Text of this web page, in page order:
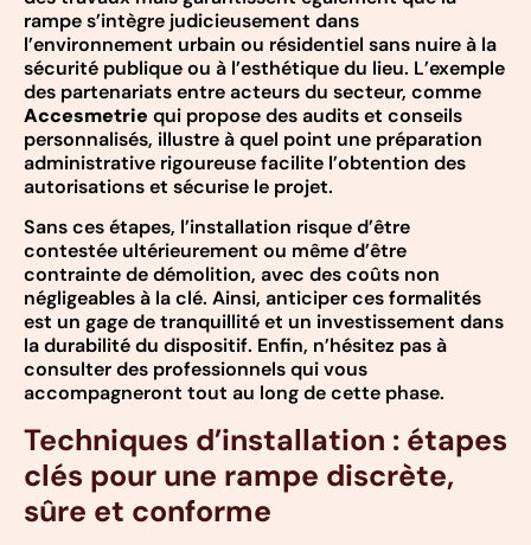
rampe s’intègre judicieusement dans
l’environnement urbain ou résidentiel sans nuire à la
sécurité publique ou à l’esthétique du lieu. L’exemple
des partenariats entre acteurs du secteur, comme
Accesmetrie qui propose des audits et conseils
personnalisés, illustre à quel point une préparation
administrative rigoureuse facilite l’obtention des
autorisations et sécurise le projet.
Sans ces étapes, l’installation risque d’être
contestée ultérieurement ou même d’être
contrainte de démolition, avec des coûts non
négligeables à la clé. Ainsi, anticiper ces formalités
est un gage de tranquillité et un investissement dans
la durabilité du dispositif. Enfin, n’hésitez pas à
consulter des professionnels qui vous
accompagneront tout au long de cette phase.
Techniques d’installation : étapes
clés pour une rampe discrète,
sûre et conforme